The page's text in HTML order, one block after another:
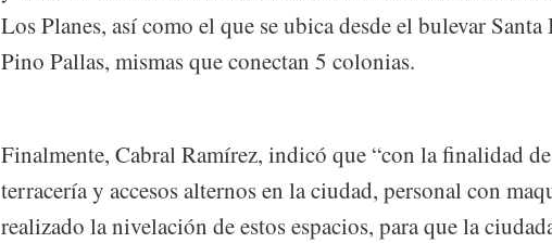
Los Planes, así como el que se ubica desde el bulevar
Pino Pallas, mismas que conectan 5 colonias.
Finalmente, Cabral Ramírez, indicó que “con la finalidad
terracería y accesos alternos en la ciudad, personal con
realizado la nivelación de estos espacios, para que la